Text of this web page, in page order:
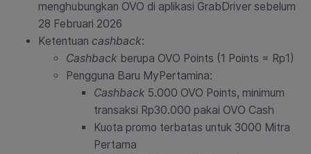
menghubungkan OVO di aplikasi GrabDriver sebelum
28 Februari 2026
Ketentuan cashback:
Cashback berupa OVO Points (1 Points = Rp1)
Pengguna Baru MyPertamina:
Cashback 5.000 OVO Points, minimum
transaksi Rp30.000 pakai OVO Cash
Kuota promo terbatas untuk 3000 Mitra
Pertama